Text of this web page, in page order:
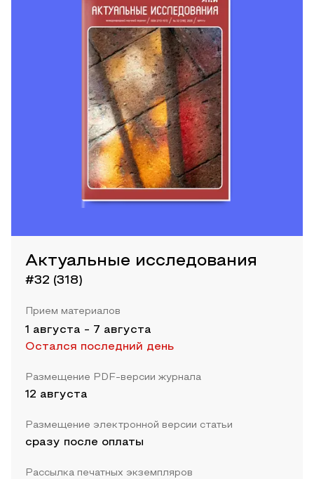
Актуальные исследования
#32 (318)
Прием материалов
1 августа - 7 августа
Остался последний день
Размещение PDF-версии журнала
12 августа
Размещение электронной версии статьи
сразу после оплаты
Рассылка печатных экземпляров